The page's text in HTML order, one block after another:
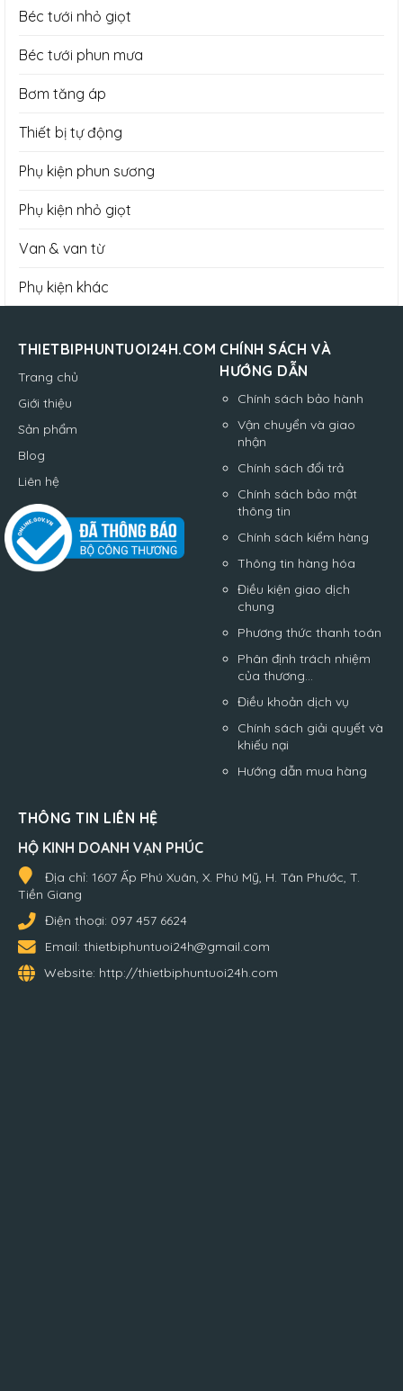
Béc tưới nhỏ giọt
Béc tưới phun mưa
Bơm tăng áp
Thiết bị tự động
Phụ kiện phun sương
Phụ kiện nhỏ giọt
Van & van từ
Phụ kiện khác
THIETBIPHUNTUOI24H.COM
Trang chủ
Giới thiệu
Sản phẩm
Blog
Liên hệ
CHÍNH SÁCH VÀ
HƯỚNG DẪN
Chính sách bảo hành
Vận chuyển và giao
nhận
Chính sách đổi trả
Chính sách bảo mật
thông tin
Chính sách kiểm hàng
Thông tin hàng hóa
Điều kiện giao dịch
chung
Phương thức thanh toán
Phân định trách nhiệm
của thương...
Điều khoản dịch vụ
Chính sách giải quyết và
khiếu nại
Hướng dẫn mua hàng
THÔNG TIN LIÊN HỆ
HỘ KINH DOANH VẠN PHÚC
Địa chỉ: 1607 Ấp Phú Xuân, X. Phú Mỹ, H. Tân Phước, T.
Tiền Giang
Điện thoại: 097 457 6624
Email: thietbiphuntuoi24h@gmail.com
Website: http://thietbiphuntuoi24h.com